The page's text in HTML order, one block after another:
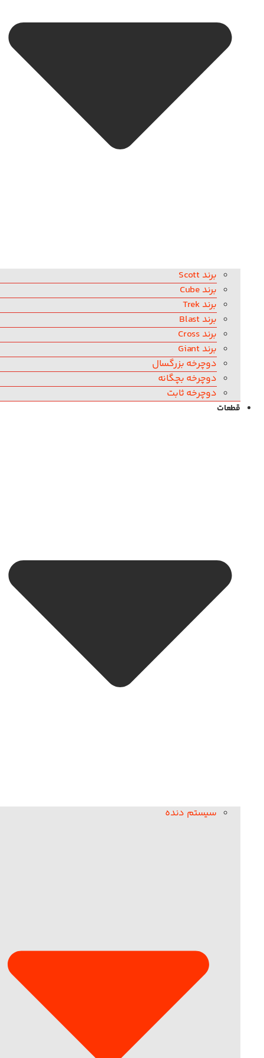
برند Scott
برند Cube
برند Trek
برند Blast
برند Cross
برند Giant
دوچرخه بزرگسال
دوچرخه بچگانه
دوچرخه ثابت
قطعات
سیستم دنده